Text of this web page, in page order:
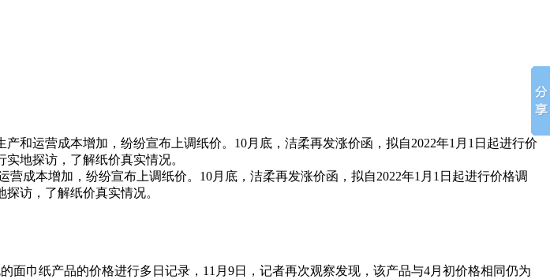
和运营成本增加，纷纷宣布上调纸价。10月底，洁柔再发涨价函，拟自2022年1月1日起进行价
地探访，了解纸价真实情况。
本增加，纷纷宣布上调纸价。10月底，洁柔再发涨价函，拟自2022年1月1日起进行价格调
访，了解纸价真实情况。
巾纸产品的价格进行多日记录，11月9日，记者再次观察发现，该产品与4月初价格相同仍为